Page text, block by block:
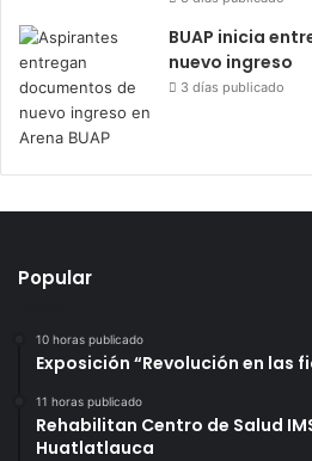
BUAP inicia
nuevo ingreso
3 días publicado
Popular
10 horas publicado
Exposición “Revolución en las
11 horas publicado
Rehabilitan Centro de Salud
Huatlatlauca